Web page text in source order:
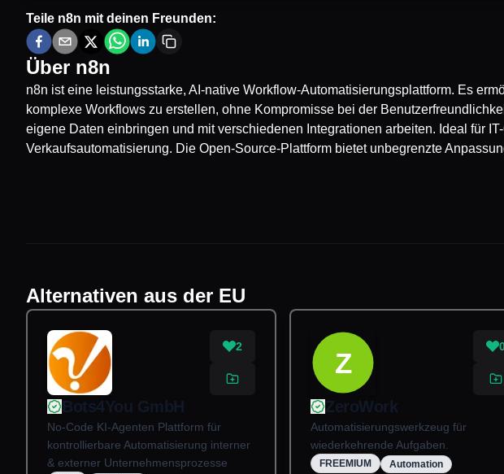
Teile n8n mit deinen Freunden:
Über n8n
n8n ist eine leistungsstarke, AI-native Workflow-Automatisierungsplattform. Es
komplexe Workflows zu erstellen, ohne Kompromisse bei der
eigene Daten einbringen und mit verschiedenen Integrationen arbeiten. Ideal für
Verkaufsautomatisierung. Die Open-Source-Plattform bietet unbegrenzte
Alternativen aus der EU
2
Bots4You GmbH
No-Code KI-Agenten Plattform für
kontrollierbare Automatisierung interner
& externer Unternehmensprozesse
Z
ZeroWork
Automatisierungswerkzeug für
wiederkehrende Aufgaben.
FREEMIUM Automation